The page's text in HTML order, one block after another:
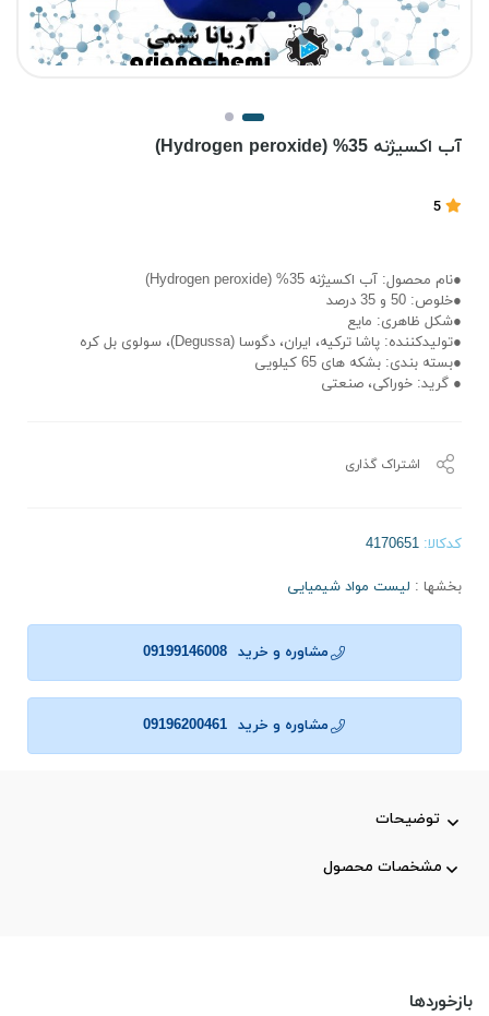
آب اکسیژنه 35% (Hydrogen peroxide)
●نام محصول: آب اکسیژنه 35% (Hydrogen peroxide)
●خلوص: 50 و 35 درصد
●شکل ظاهری: مایع
●تولیدکننده: پاشا ترکیه، ایران، دگوسا (Degussa)، سولوی بل کره
●بسته بندی: بشکه های 65 کیلویی
● گرید: خوراکی، صنعتی
اشتراک گذاری
کدکالا:
بخشها : لیست مواد شیمیایی
مشاوره و خرید 09199146008
مشاوره و خرید 09196200461
توضیحات
مشخصات محصول
بازخوردها